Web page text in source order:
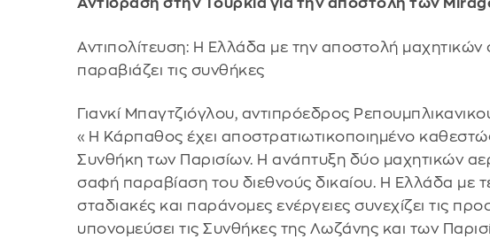
Αντίδραση στην Τουρκία για την αποστολή των
Αντιπολίτευση: Η Ελλάδα με την αποστολή
παραβιάζει τις συνθήκες
Γιανκί Μπαγτζιόγλου, αντιπρόεδρος
«Η Κάρπαθος έχει αποστρατιωτικοποιημένο
Συνθήκη των Παρισίων. Η ανάπτυξη δύο μαχητικών
σαφή παραβίαση του διεθνούς δικαίου. Η Ελλάδα με
σταδιακές και παράνομες ενέργειες συνεχίζει τις
υπονομεύσει τις Συνθήκες της Λωζάνης και των